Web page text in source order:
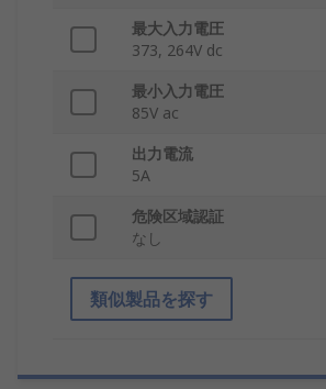
最大入力電圧
373, 264V dc
最小入力電圧
85V ac
出力電流
5A
危険区域認証
なし
類似製品を探す